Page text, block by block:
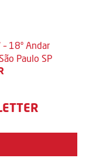
18º Andar
Paulo SP